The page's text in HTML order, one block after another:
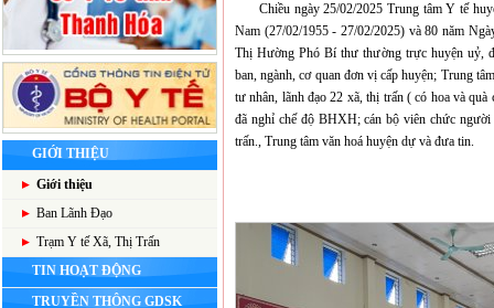
GIỚI THIỆU
Giới thiệu
Ban Lãnh Đạo
Trạm Y tế Xã, Thị Trấn
TIN HOẠT ĐỘNG
TRUYỀN THÔNG GDSK
Chiều ngày 25/02/2025 Trung tâm Y tế
Nam (27/02/1955 - 27/02/2025) và 80 năm
Thị Hường Phó Bí thư thường trực huyện uỷ,
ban, ngành, cơ quan đơn vị cấp huyện; Trung
tư nhân, lãnh đạo 22 xã, thị trấn ( có hoa và
đã nghỉ chế độ BHXH; cán bộ viên chức
trấn., Trung tâm văn hoá huyện dự và đưa tin.